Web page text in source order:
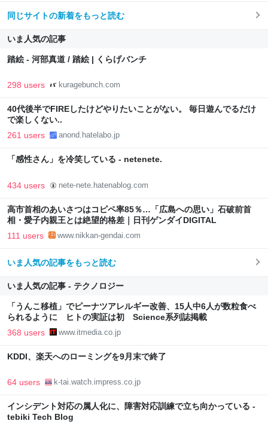
同じサイトの新着をもっと読む
いま人気の記事
踏絵 - 河部真道 / 踏絵 | くらげバンチ
298 users kuragebunch.com
40代後半でFIREしたけどやりたいことがない。 毎日遊んでるだけ
で楽しくない..
261 users anond.hatelabo.jp
「感性さん」を冷笑している - netenete.
434 users nete-nete.hatenablog.com
高市首相のあいさつはコピペ率85％…「広島への思い」石破前首
相・愛子内親王とは絶望的格差｜日刊ゲンダイDIGITAL
111 users www.nikkan-gendai.com
いま人気の記事をもっと読む
いま人気の記事 - テクノロジー
「うんこ移植」でピーナツアレルギー改善、15人中6人が数粒食べ
られるように ヒトの実証は初 Science系列誌掲載
368 users www.itmedia.co.jp
KDDI、楽天へのローミングを9月末で終了
64 users k-tai.watch.impress.co.jp
インシデント対応の属人化に、障害対応訓練で立ち向かっている -
tebiki Tech Blog